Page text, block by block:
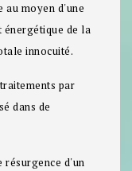
au moyen d'une
énergétique de la
innocuité.
par
dans de
résurgence d'un